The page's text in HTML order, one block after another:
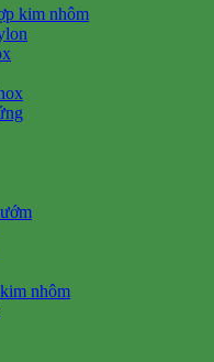
kim nhôm
nhôm